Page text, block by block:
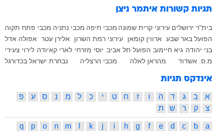
תגיות קשורות איתמר ניצן
בית"ר ירושלים עירוני קרית שמונה מכבי חיפה מכבי נתניה מכבי פתח תקוה
הפועל באר שבע ארווין קומאן עירוני רמת השרון אלירן עטר אפולה אדל
בני יהודה גיא חיימוב הפועל תל אביב יוסי מזרחי לארי קאיודה לירוי צעירי
מ.ס. אשדוד
מהראן לאלה מכבי הרצליה נבחרת ישראל בכדורגל
אינדקס תגיות
א ב ג ד ה ו ז ח ט י כ ל מ נ ס ע
פ
צ
ק ר ש ת
a
b
c
d
e
f
g
h
i
j
k
m
n
o
p
q